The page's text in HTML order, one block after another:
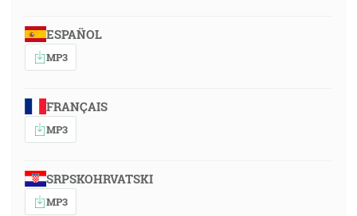
ESPAÑOL
MP3
FRANÇAIS
MP3
SRPSKOHRVATSKI
MP3